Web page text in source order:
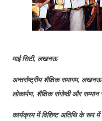
माई सिटी, लखनऊ
अन्तर्राष्ट्रीय शैक्षिक समागम,
लोकार्पण, शैक्षिक संगोष्ठी और
कार्यक्रम में विशिष्ट अतिथि के रूप